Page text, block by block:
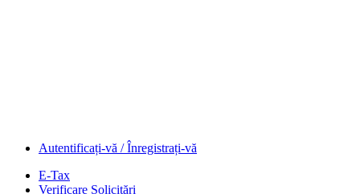
Autentificați-vă / Înregistrați-vă
E-Tax
Verificare Solicitări